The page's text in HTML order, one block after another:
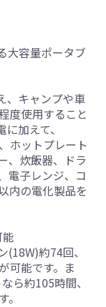
大容量ポータブ
、キャンプや車
度使用すること
加えて、
ホットプレート
、炊飯器、ドラ
電子レンジ、コ
内の電化製品を
能
約74回、
可能です。ま
ら約105時間、